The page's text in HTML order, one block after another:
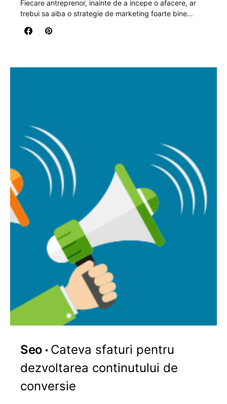
Fiecare antreprenor, inainte de a incepe o afacere, ar
trebui sa aiba o strategie de marketing foarte bine…
Seo
Cateva sfaturi pentru
dezvoltarea continutului de
conversie